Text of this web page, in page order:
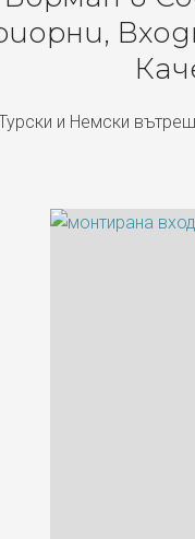
и Немски